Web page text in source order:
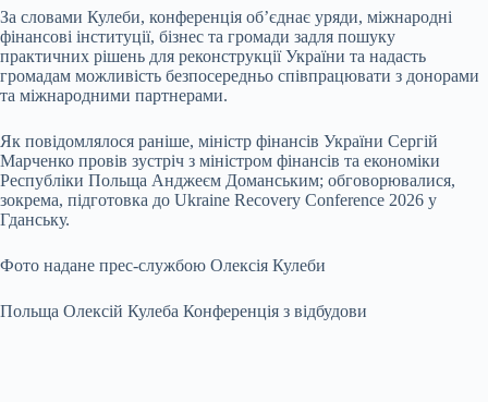
За словами Кулеби, конференція об’єднає уряди, міжнародні
фінансові інституції, бізнес та громади задля пошуку
практичних рішень для реконструкції України та надасть
громадам можливість безпосередньо співпрацювати з донорами
та міжнародними партнерами.
Як повідомлялося раніше, міністр фінансів України Сергій
Марченко провів зустріч з міністром фінансів та економіки
Республіки Польща Анджеєм Доманським; обговорювалися,
зокрема, підготовка до Ukraine Recovery Conference 2026 у
Гданську.
Фото надане прес-службою Олексія Кулеби
Польща Олексій Кулеба Конференція з відбудови